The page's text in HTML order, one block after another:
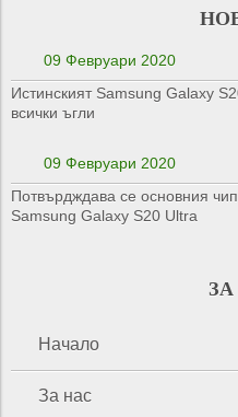
09 Февруари 2020
Истинският Samsung Galaxy
всички ъгли
09 Февруари 2020
Потвърдждава се основния
Samsung Galaxy S20 Ultra
Начало
За нас